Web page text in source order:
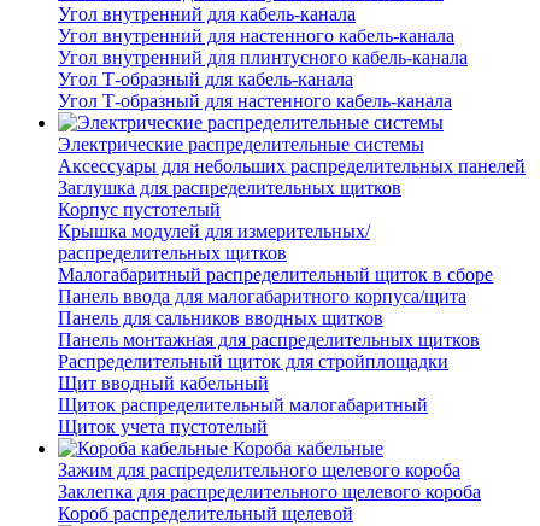
Угол внутренний для кабель-канала
Угол внутренний для настенного кабель-канала
Угол внутренний для плинтусного кабель-канала
Угол Т-образный для кабель-канала
Угол Т-образный для настенного кабель-канала
Электрические распределительные системы
Аксессуары для небольших распределительных панелей
Заглушка для распределительных щитков
Корпус пустотелый
Крышка модулей для измерительных/
распределительных щитков
Малогабаритный распределительный щиток в сборе
Панель ввода для малогабаритного корпуса/щита
Панель для сальников вводных щитков
Панель монтажная для распределительных щитков
Распределительный щиток для стройплощадки
Щит вводный кабельный
Щиток распределительный малогабаритный
Щиток учета пустотелый
Короба кабельные
Зажим для распределительного щелевого короба
Заклепка для распределительного щелевого короба
Короб распределительный щелевой